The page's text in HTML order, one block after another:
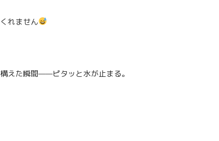
れません
えた瞬間——ピタッと水が止まる。